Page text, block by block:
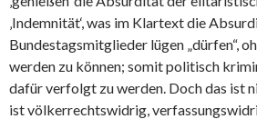
‚Indemnität‘, was im Klartext die
Bundestagsmitglieder lügen „dürfen“,
werden zu können; somit politisch
dafür verfolgt zu werden. Doch das ist
ist völkerrechtswidrig,